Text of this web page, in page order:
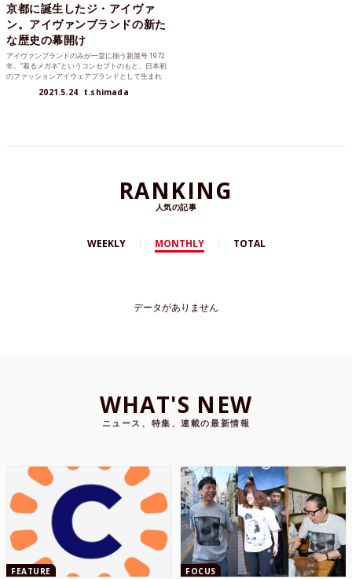
京都に誕生したジ・アイヴァ
ン。アイヴァンブランドの新た
な歴史の幕開け
アイヴァンブランドのみが一堂に揃う新屋号 1972
年、“着るメガネ”というコンセプトのもと、日本初
のファッションアイウェアブランドとして生まれ
2021.5.24 t.shimada
RANKING
人気の記事
WEEKLY MONTHLY TOTAL
データがありません
WHAT'S NEW
ニュース、特集、連載の最新情報
FEATURE FOCUS